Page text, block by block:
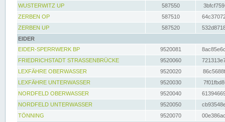
WUSTERWITZ UP
587550
ZERBEN OP
587510
ZERBEN UP
587520
EIDER
EIDER-SPERRWERK BP
9520081
FRIEDRICHSTADT STRASSENBRÜCKE
9520060
LEXFÄHRE OBERWASSER
9520020
LEXFÄHRE UNTERWASSER
9520030
NORDFELD OBERWASSER
9520040
NORDFELD UNTERWASSER
9520050
TÖNNING
9520070